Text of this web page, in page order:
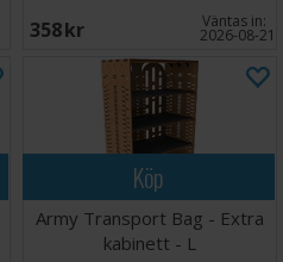
358 SEK Väntas in:
2026-08-21
Köp
Army Transport Bag - Extra
kabinett - L